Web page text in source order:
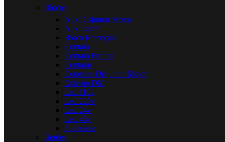
Blocos
Aux Disjuntor Motor
Aux Lateral
Bloco Retenção
Contato
Contato Frontal
Contator
Conector Disjuntor Motor
Externo DM
Led 110v
Led 220v
Led 24v
Led 48v
Supressor
Botões